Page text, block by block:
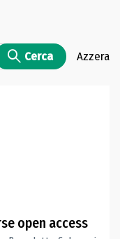
Cerca Azzera
open access